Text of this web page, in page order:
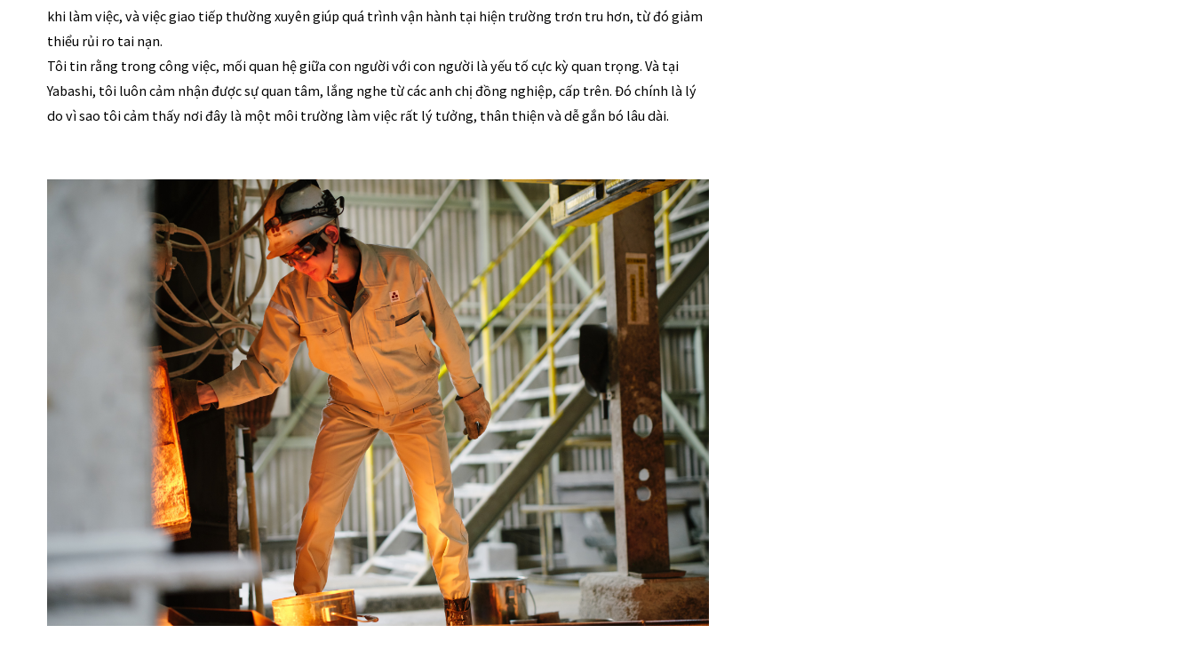
khi làm việc, và việc giao tiếp thường xuyên giúp quá trình vận hành tại hiện trường trơn tru hơn, từ đó giảm
thiểu rủi ro tai nạn.
Tôi tin rằng trong công việc, mối quan hệ giữa con người với con người là yếu tố cực kỳ quan trọng. Và tại
Yabashi, tôi luôn cảm nhận được sự quan tâm, lắng nghe từ các anh chị đồng nghiệp, cấp trên. Đó chính là lý
do vì sao tôi cảm thấy nơi đây là một môi trường làm việc rất lý tưởng, thân thiện và dễ gắn bó lâu dài.